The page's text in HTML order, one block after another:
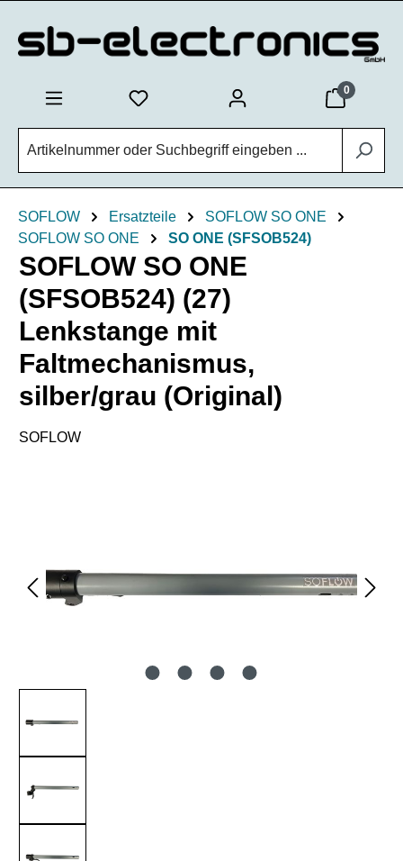
0
SOFLOW Ersatzteile
SOFLOW SO ONE
SOFLOW SO ONE
SO ONE (SFSOB524)
SOFLOW SO ONE
(SFSOB524) (27)
Lenkstange mit
Faltmechanismus,
silber/grau (Original)
SOFLOW